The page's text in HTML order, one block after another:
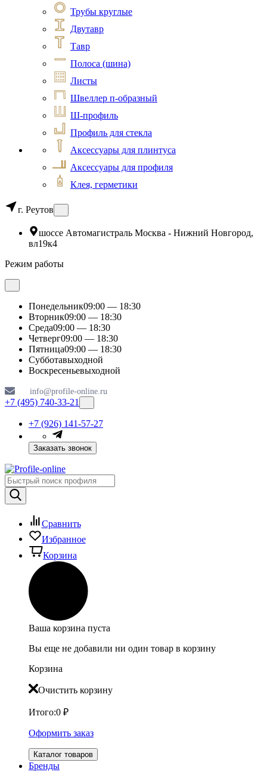
Трубы круглые
Двутавр
Тавр
Полоса (шина)
Листы
Швеллер п-образный
Ш-профиль
Профиль для стекла
Аксессуары для плинтуса
Аксессуары для профиля
Клея, герметики
г. Реутов
шоссе Автомагистраль Москва - Нижний Новгород,
вл19к4
Режим работы
Понедельник09:00 — 18:30
Вторник09:00 — 18:30
Среда09:00 — 18:30
Четверг09:00 — 18:30
Пятница09:00 — 18:30
Субботавыходной
Воскресеньевыходной
info@profile-online.ru
+7 (495) 740-33-21
+7 (926) 141-57-27
Заказать звонок
Сравнить
Избранное
Корзина
Ваша корзина пуста
Вы еще не добавили ни один товар в корзину
Корзина
Очистить корзину
Итого:0 ₽
Оформить заказ
Каталог товаров
Бренды